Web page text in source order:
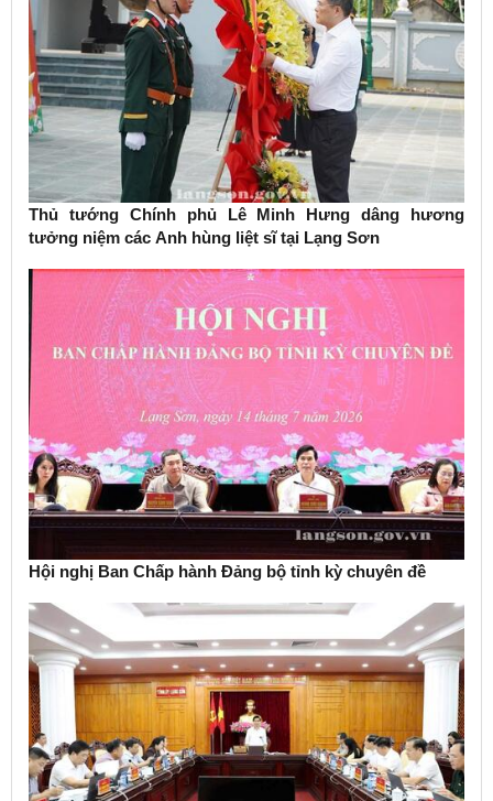
Thủ tướng Chính phủ Lê Minh Hưng dâng hương
tưởng niệm các Anh hùng liệt sĩ tại Lạng Sơn
Hội nghị Ban Chấp hành Đảng bộ tỉnh kỳ chuyên đề